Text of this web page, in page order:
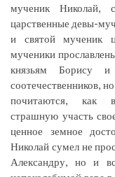
мученик Николай,
царственные девы-
и святой мученик
мученики
князьям Борису
соотечественников,
почитаются, как
страшную участь
ценное земное
Николай сумел не
Александру, но и